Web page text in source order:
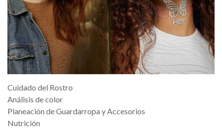
Cuidado del Rostro
Análisis de color
Planeación de Guardarropa y Accesorios
Nutrición